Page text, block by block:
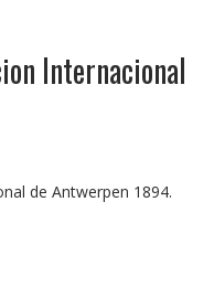
Internacional
de Antwerpen 1894.